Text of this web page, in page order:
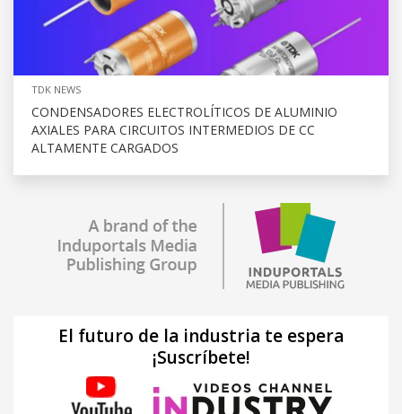
TDK NEWS
CONDENSADORES ELECTROLÍTICOS DE ALUMINIO
AXIALES PARA CIRCUITOS INTERMEDIOS DE CC
ALTAMENTE CARGADOS
El futuro de la industria te espera
¡Suscríbete!